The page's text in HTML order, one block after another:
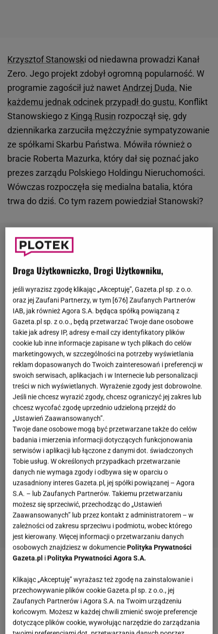
Krzysztof Stanowski od niedawna prowadzi Kanał
Zero. Jego projekt zdobył ogromną popularność. W
programie zagościł już nawetAndrzej Duda. Nie
każdemu jednak odcinek przypadł do gustu. Konflikt
Stanowskiego z Kingą Rusin rozpoczął się, gdy
dziennikarka zarzuciła mężczyźnie sympatyzowanie
ze spółkami Skarbu Państwa. Mówiła również o
bracie Roberta Mazurka, który dał się poznać jako
prezes zarządu Polskiego Holdingu Nieruchomości.
Wówczas rozpoczęła się medialna batalia, która
trwa do dziś. Co tym razem powiedział Stanowski?
Stanowskim. Otwarcie mówi o kłamstwie
Krzysztof Stanowski znowu zaczepił Kingę Rusin.
Tym razem to przesada?
Droga Użytkowniczko, Drogi Użytkowniku,
jeśli wyrazisz zgodę klikając „Akceptuję”, Gazeta.pl sp. z o.o.
oraz jej Zaufani Partnerzy, w tym [676] Zaufanych Partnerów
IAB, jak również Agora S.A. będąca spółką powiązaną z
Gazeta.pl sp. z o.o., będą przetwarzać Twoje dane osobowe
takie jak adresy IP, adresy e-mail czy identyfikatory plików
cookie lub inne informacje zapisane w tych plikach do celów
marketingowych, w szczególności na potrzeby wyświetlania
reklam dopasowanych do Twoich zainteresowań i preferencji w
swoich serwisach, aplikacjach i w Internecie lub personalizacji
treści w nich wyświetlanych. Wyrażenie zgody jest dobrowolne.
Jeśli nie chcesz wyrazić zgody, chcesz ograniczyć jej zakres lub
chcesz wycofać zgodę uprzednio udzieloną przejdź do
„Ustawień Zaawansowanych”.
Twoje dane osobowe mogą być przetwarzane także do celów
badania i mierzenia informacji dotyczących funkcjonowania
serwisów i aplikacji lub łączone z danymi dot. świadczonych
Tobie usług. W określonych przypadkach przetwarzanie
danych nie wymaga zgody i odbywa się w oparciu o
uzasadniony interes Gazeta.pl, jej spółki powiązanej – Agora
S.A. – lub Zaufanych Partnerów. Takiemu przetwarzaniu
możesz się sprzeciwić, przechodząc do „Ustawień
Zaawansowanych” lub przez kontakt z administratorem – w
zależności od zakresu sprzeciwu i podmiotu, wobec którego
jest kierowany. Więcej informacji o przetwarzaniu danych
osobowych znajdziesz w dokumenciePolityka Prywatności
Gazeta.pl iPolityka Prywatności Agora S.A.
Klikając „Akceptuję” wyrażasz też zgodę na zainstalowanie i
przechowywanie plików cookie Gazeta.pl sp. z o.o., jej
Zaufanych Partnerów i Agora S.A. na Twoim urządzeniu
końcowym. Możesz w każdej chwili zmienić swoje preferencje
dotyczące plików cookie, wywołując narzędzie do zarządzania